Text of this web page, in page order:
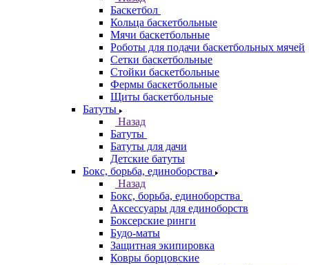
Баскетбол
Кольца баскетбольные
Мячи баскетбольные
Роботы для подачи баскетбольных мячей
Сетки баскетбольные
Стойки баскетбольные
Фермы баскетбольные
Щиты баскетбольные
Батуты
Назад
Батуты
Батуты для дачи
Детские батуты
Бокс, борьба, единоборства
Назад
Бокс, борьба, единоборства
Аксессуары для единоборств
Боксерские ринги
Будо-маты
Защитная экипировка
Ковры борцовские